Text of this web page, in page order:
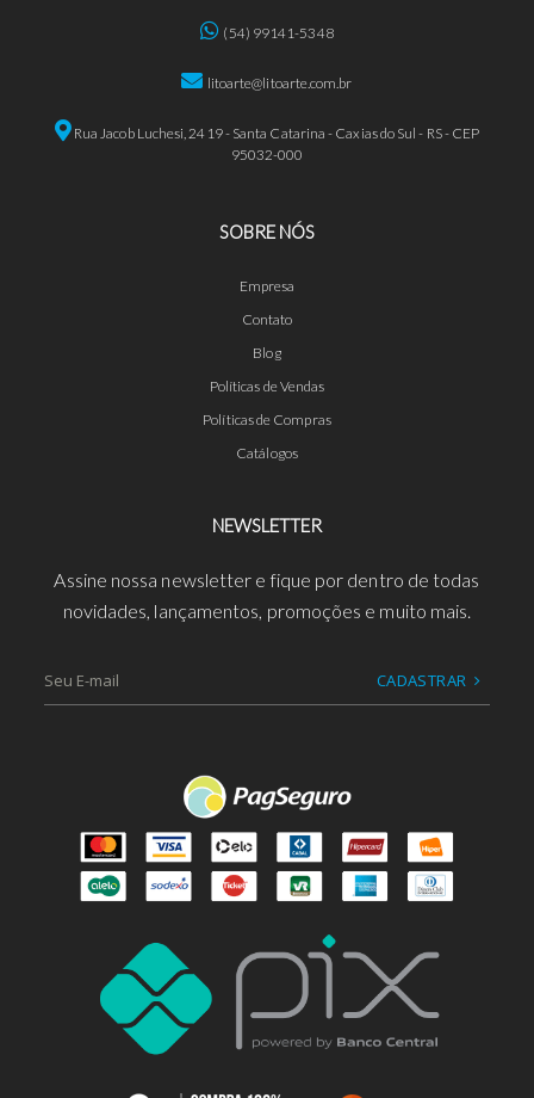
(54) 99141-5348
litoarte@litoarte.com.br
Rua Jacob Luchesi, 2419 - Santa Catarina - Caxias do Sul - RS - CEP
95032-000
SOBRE NÓS
Empresa
Contato
Blog
Políticas de Vendas
Políticas de Compras
Catálogos
NEWSLETTER
Assine nossa newsletter e fique por dentro de todas
novidades, lançamentos, promoções e muito mais.
CADASTRAR